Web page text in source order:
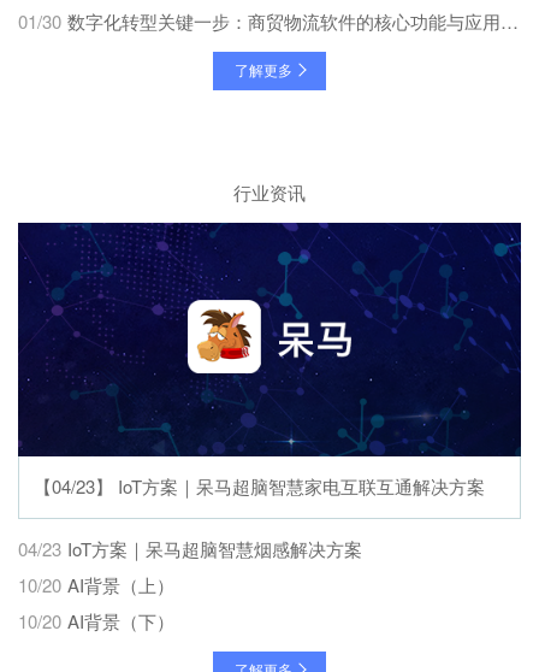
01/30 数字化转型关键一步：商贸物流软件的核心功能与应用场景
了解更多
行业资讯
【04/23】 IoT⽅案｜呆马超脑智慧家电互联互通解决⽅案
04/23 IoT⽅案｜呆马超脑智慧烟感解决⽅案
10/20 AI背景（上）
10/20 AI背景（下）